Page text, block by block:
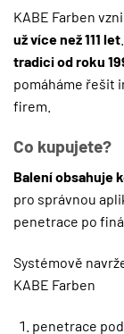
KABE Farben
už více než 111 let
tradici od roku
pomáháme řešit
firem.
Co kupujete?
Balení obsahuje
pro správnou
penetrace po
Systémově
KABE Farben
penetrace